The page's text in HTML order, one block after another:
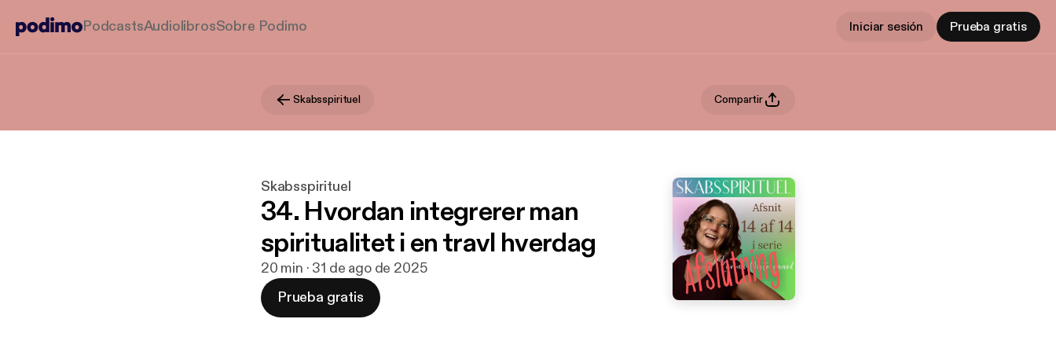
PodcastsAudiolibrosSobre Podimo Iniciar sesión Prueba gratis
Skabsspirituel Compartir
Skabsspirituel
34. Hvordan integrerer man
spiritualitet i en travl hverdag
20 min · 31 de ago de 2025
Prueba gratis